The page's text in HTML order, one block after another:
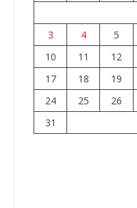
3
4 5
10
11 12
17
18 19
24
25 26
31